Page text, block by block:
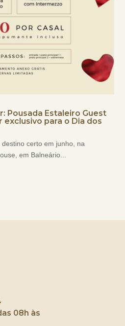
Pousada Estaleiro Guest
exclusivo para o Dia dos
certo em junho, na
em Balneário...
08h às